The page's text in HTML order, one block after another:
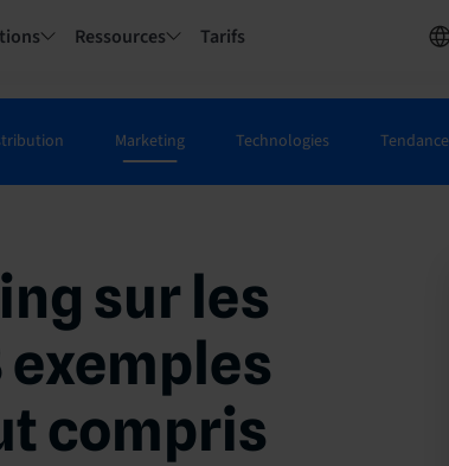
Ressources Tarifs
Marketing Technologies
sur les
exemples
compris